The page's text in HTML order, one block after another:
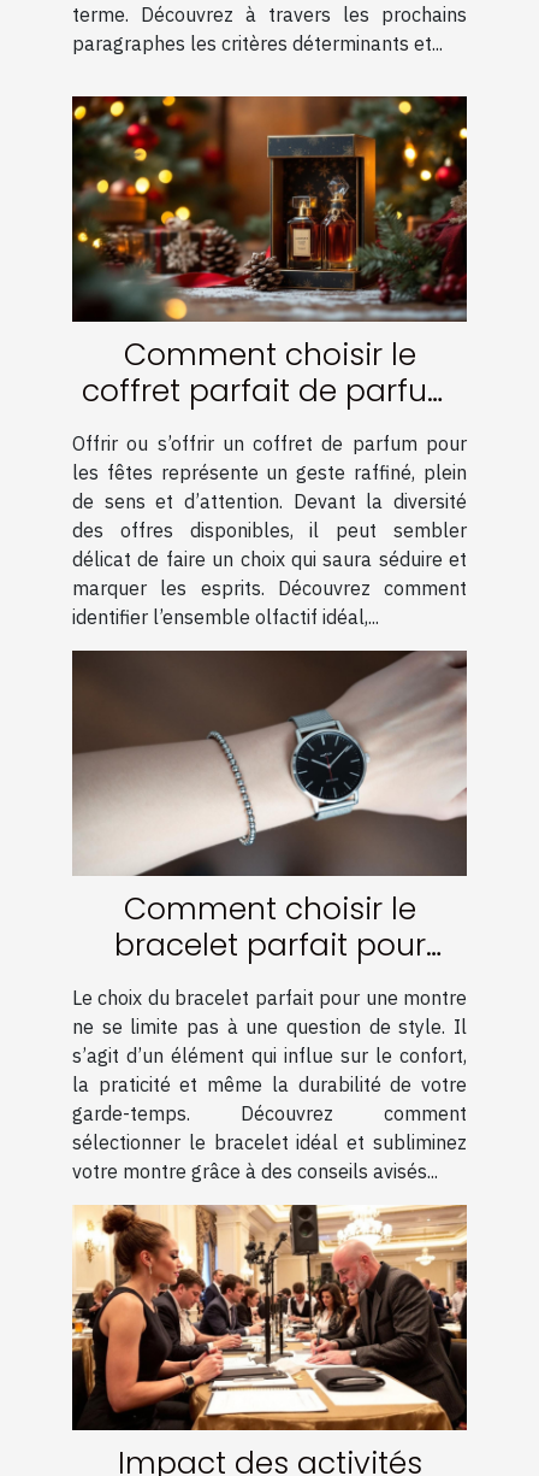
terme. Découvrez à travers les prochains
paragraphes les critères déterminants et...
Comment choisir le
coffret parfait de parfum
pour les fêtes ?
Offrir ou s’offrir un coffret de parfum pour
les fêtes représente un geste raffiné, plein
de sens et d’attention. Devant la diversité
des offres disponibles, il peut sembler
délicat de faire un choix qui saura séduire et
marquer les esprits. Découvrez comment
identifier l’ensemble olfactif idéal,...
Comment choisir le
bracelet parfait pour
votre montre ?
Le choix du bracelet parfait pour une montre
ne se limite pas à une question de style. Il
s’agit d’un élément qui influe sur le confort,
la praticité et même la durabilité de votre
garde-temps. Découvrez comment
sélectionner le bracelet idéal et subliminez
votre montre grâce à des conseils avisés...
Impact des activités